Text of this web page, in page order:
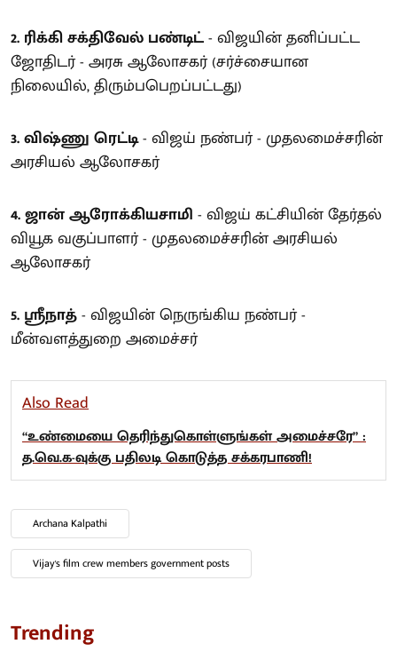
2. ரிக்கி சக்திவேல் பண்டிட்- விஜயின் தனிப்பட்ட
ஜோதிடர் - அரசு ஆலோசகர் (சர்ச்சையான
நிலையில், திரும்பபெறப்பட்டது)
3. விஷ்ணு ரெட்டி- விஜய் நண்பர் - முதலமைச்சரின்
அரசியல் ஆலோசகர்
4. ஜான் ஆரோக்கியசாமி - விஜய் கட்சியின் தேர்தல்
வியூக வகுப்பாளர் - முதலமைச்சரின் அரசியல்
ஆலோசகர்
5. ஸ்ரீநாத்- விஜயின் நெருங்கிய நண்பர் -
மீன்வளத்துறை அமைச்சர்
Also Read
“உண்மையை தெரிந்துகொள்ளுங்கள் அமைச்சரே” :
த.வெ.க-வுக்கு பதிலடி கொடுத்த சக்கரபாணி!
Archana Kalpathi
Vijay's film crew members government posts
Trending